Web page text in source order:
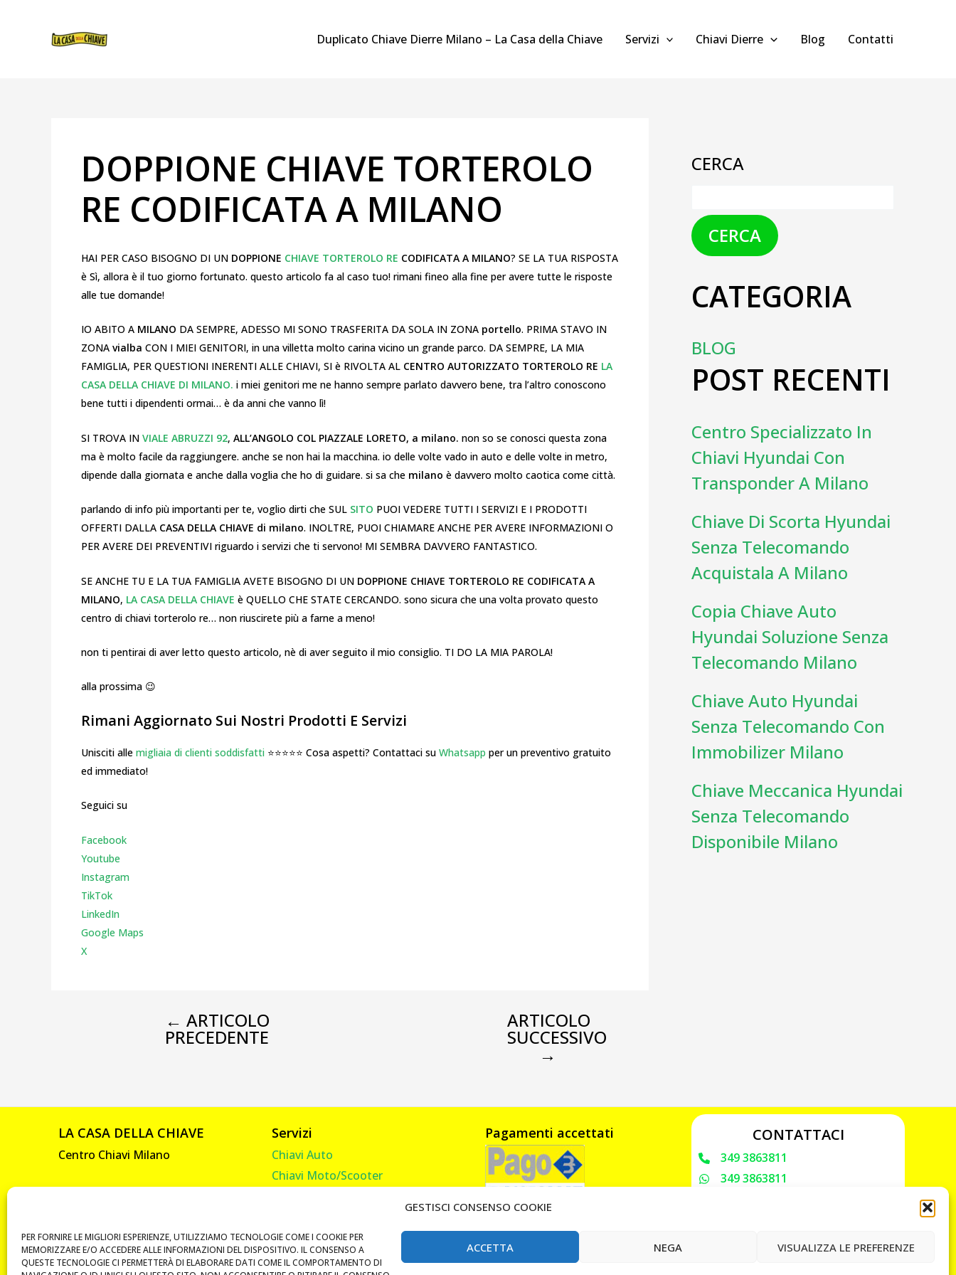
GESTISCI CONSENSO COOKIE
PER FORNIRE LE MIGLIORI ESPERIENZE, UTILIZZIAMO TECNOLOGIE COME I COOKIE PER
MEMORIZZARE E/O ACCEDERE ALLE INFORMAZIONI DEL DISPOSITIVO. IL CONSENSO A
QUESTE TECNOLOGIE CI PERMETTERÀ DI ELABORARE DATI COME IL COMPORTAMENTO DI
ACCETTA NEGA VISUALIZZA LE PREFERENZE
CONTENUTO
Duplicato Chiave Dierre Milano – La Casa della Chiave Servizi Chiavi Dierre Blog Contatti
DOPPIONE CHIAVE TORTEROLO
RE CODIFICATA A MILANO
HAI PER CASO BISOGNO DI UN DOPPIONE CHIAVE TORTEROLO RE CODIFICATA A MILANO? SE LA TUA RISPOSTA
è Sì, allora è il tuo giorno fortunato. questo articolo fa al caso tuo! rimani fineo alla fine per avere tutte le risposte
alle tue domande!
IO ABITO A MILANO DA SEMPRE, ADESSO MI SONO TRASFERITA DA SOLA IN ZONA portello. PRIMA STAVO IN
ZONA vialba CON I MIEI GENITORI, in una villetta molto carina vicino un grande parco. DA SEMPRE, LA MIA
FAMIGLIA, PER QUESTIONI INERENTI ALLE CHIAVI, SI è RIVOLTA AL CENTRO AUTORIZZATO TORTEROLO RE LA
CASA DELLA CHIAVE DI MILANO. i miei genitori me ne hanno sempre parlato davvero bene, tra l’altro conoscono
bene tutti i dipendenti ormai… è da anni che vanno lì!
SI TROVA IN VIALE ABRUZZI 92, ALL’ANGOLO COL PIAZZALE LORETO, a milano. non so se conosci questa zona
ma è molto facile da raggiungere. anche se non hai la macchina. io delle volte vado in auto e delle volte in metro,
dipende dalla giornata e anche dalla voglia che ho di guidare. si sa che milano è davvero molto caotica come città.
parlando di info più importanti per te, voglio dirti che SUL SITO PUOI VEDERE TUTTI I SERVIZI E I PRODOTTI
OFFERTI DALLA CASA DELLA CHIAVE di milano. INOLTRE, PUOI CHIAMARE ANCHE PER AVERE INFORMAZIONI O
PER AVERE DEI PREVENTIVI riguardo i servizi che ti servono! MI SEMBRA DAVVERO FANTASTICO.
SE ANCHE TU E LA TUA FAMIGLIA AVETE BISOGNO DI UN DOPPIONE CHIAVE TORTEROLO RE CODIFICATA A
MILANO, LA CASA DELLA CHIAVE è QUELLO CHE STATE CERCANDO. sono sicura che una volta provato questo
centro di chiavi torterolo re… non riuscirete più a farne a meno!
non ti pentirai di aver letto questo articolo, nè di aver seguito il mio consiglio. TI DO LA MIA PAROLA!
alla prossima 😉
Rimani Aggiornato Sui Nostri Prodotti E Servizi
Unisciti alle migliaia di clienti soddisfatti ⭐⭐⭐⭐⭐ Cosa aspetti? Contattaci su Whatsapp per un preventivo gratuito
ed immediato!
Seguici su
Facebook
Youtube
Instagram
TikTok
LinkedIn
Google Maps
X
← ARTICOLO
PRECEDENTE
ARTICOLO
SUCCESSIVO
→
CERCA
CERCA
CATEGORIA
BLOG
POST RECENTI
Centro Specializzato In
Chiavi Hyundai Con
Transponder A Milano
Chiave Di Scorta Hyundai
Senza Telecomando
Acquistala A Milano
Copia Chiave Auto
Hyundai Soluzione Senza
Telecomando Milano
Chiave Auto Hyundai
Senza Telecomando Con
Immobilizer Milano
Chiave Meccanica Hyundai
Senza Telecomando
Disponibile Milano
LA CASA DELLA CHIAVE
Centro Chiavi Milano
P. IVA 10585330961
Servizi
Chiavi Auto
Chiavi Moto/Scooter
Telecomandi Cancello
Vendita Lucchetti e Catene
Pagamenti accettati CONTATTACI
349 3863811
349 3863811